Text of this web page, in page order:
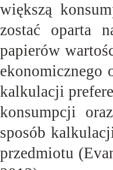
większą
zostać oparta
papierów
ekonomicznego
kalkulacji
konsumpcji
sposób
przedmiotu